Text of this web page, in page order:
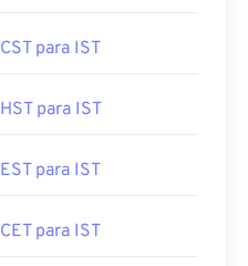
WIT para IST
CST para IST
HST para IST
EST para IST